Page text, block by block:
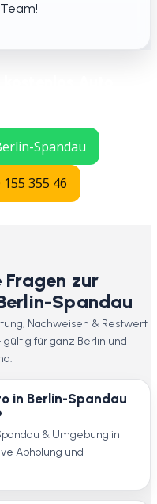
Spandau
355 46
zur
Spandau
Nachweisen & Restwert
für ganz Berlin und
in Berlin-Spandau
& Umgebung in
Abholung und